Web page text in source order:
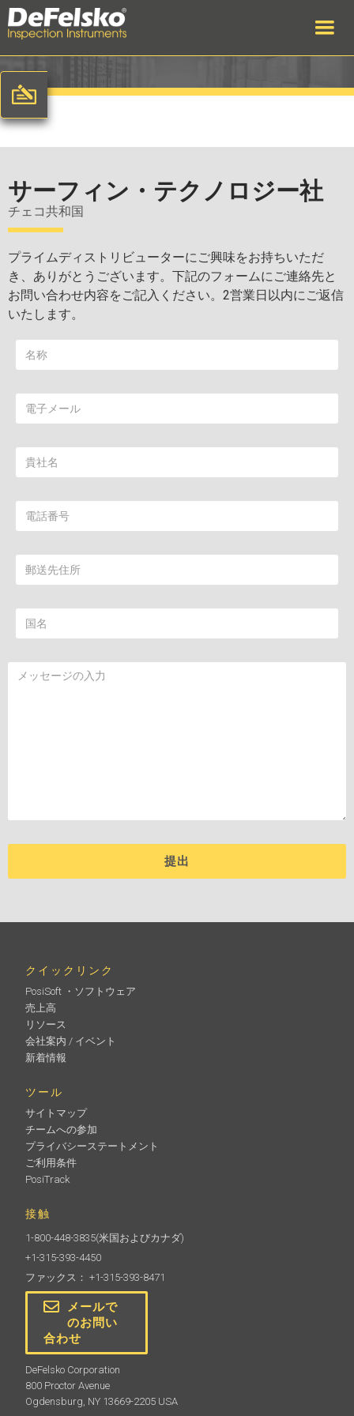
サーフィン・テクノロジー社
チェコ共和国
プライムディストリビューターにご興味をお持ちいただ
き、ありがとうございます。下記のフォームにご連絡先と
お問い合わせ内容をご記入ください。2営業日以内にご返信
いたします。
クイックリンク
PosiSoft ・ソフトウェア
売上高
リソース
会社案内 / イベント
新着情報
ツール
サイトマップ
チームへの参加
プライバシーステートメント
ご利用条件
PosiTrack
接触
1-800-448-3835(米国およびカナダ)
+1-315-393-4450
ファックス： +1-315-393-8471
メールで
のお問い
合わせ
DeFelsko Corporation
800 Proctor Avenue
Ogdensburg, NY 13669-2205 USA